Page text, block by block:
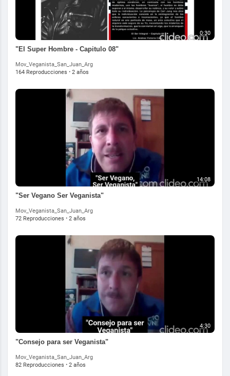
0:30
"El Super Hombre - Capitulo 08"
Mov_Veganista_San_Juan_Arg
164 Reproducciones · 2 años
14:08
"Ser Vegano Ser Veganista"
Mov_Veganista_San_Juan_Arg
72 Reproducciones · 2 años
4:30
"Consejo para ser Veganista"
Mov_Veganista_San_Juan_Arg
82 Reproducciones · 2 años